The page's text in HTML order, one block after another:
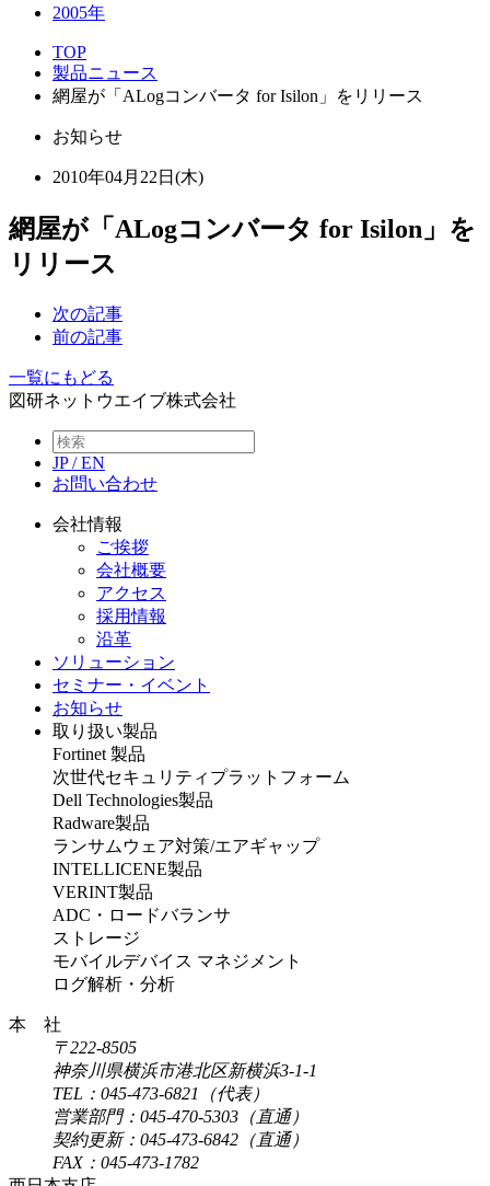
2005年
TOP
製品ニュース
網屋が「ALogコンバータ for Isilon」をリリース
お知らせ
2010年04月22日(木)
網屋が「ALogコンバータ for Isilon」を
リリース
次の記事
前の記事
一覧にもどる
図研ネットウエイブ株式会社
JP/EN
お問い合わせ
会社情報
ご挨拶
会社概要
アクセス
採用情報
沿革
ソリューション
セミナー・イベント
お知らせ
取り扱い製品
Fortinet 製品
次世代セキュリティプラットフォーム
Dell Technologies製品
Radware製品
ランサムウェア対策/エアギャップ
INTELLICENE製品
VERINT製品
ADC・ロードバランサ
ストレージ
モバイルデバイス マネジメント
ログ解析・分析
本 社
〒222-8505
神奈川県横浜市港北区新横浜3-1-1
TEL：045-473-6821（代表）
営業部門：045-470-5303（直通）
契約更新：045-473-6842（直通）
FAX：045-473-1782